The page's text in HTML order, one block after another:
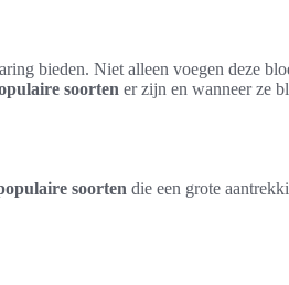
bieden. Niet alleen voegen deze
soorten er zijn en wanneer ze
soorten die een grote